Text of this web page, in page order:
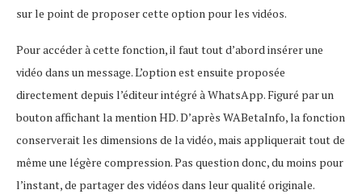
sur le point de proposer cette option pour les vidéos.
Pour accéder à cette fonction, il faut tout d’abord insérer une
vidéo dans un message. L’option est ensuite proposée
directement depuis l’éditeur intégré à WhatsApp. Figuré par un
bouton affichant la mention HD. D’après WABetaInfo, la fonction
conserverait les dimensions de la vidéo, mais appliquerait tout de
même une légère compression. Pas question donc, du moins pour
l’instant, de partager des vidéos dans leur qualité originale.